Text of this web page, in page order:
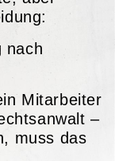
nach
Mitarbeiter
–
muss das